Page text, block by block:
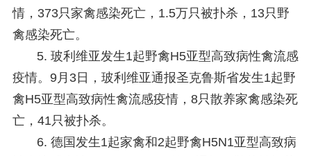
情，373只家禽感染死亡，1.5万只被扑杀，13只野
禽感染死亡。
5. 玻利维亚发生1起野禽H5亚型高致病性禽流感
疫情。 9月3日，玻利维亚通报圣克鲁斯省发生1起野
禽H5亚型高致病性禽流感疫情，8只散养家禽感染死
亡，41只被扑杀。
6. 德国发生1起家禽和2起野禽H5N1亚型高致病